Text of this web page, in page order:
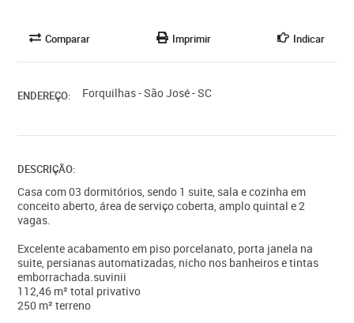
Comparar Imprimir Indicar
ENDEREÇO: Forquilhas - São José - SC
DESCRIÇÃO:
Casa com 03 dormitórios, sendo 1 suite, sala e cozinha em
conceito aberto, área de serviço coberta, amplo quintal e 2
vagas.
Excelente acabamento em piso porcelanato, porta janela na
suite, persianas automatizadas, nicho nos banheiros e tintas
emborrachada.suvinii
112,46 m² total privativo
250 m² terreno